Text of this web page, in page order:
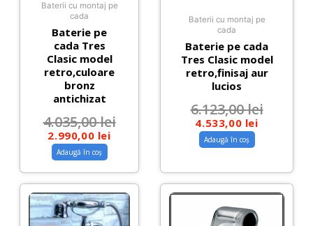
Baterii cu montaj pe
cada
Baterie pe
cada Tres
Clasic model
retro,culoare
bronz
antichizat
4.035,00lei
2.990,00 lei
Adaugă în coș
Baterii cu montaj pe
cada
Baterie pe cada
Tres Clasic model
retro,finisaj aur
lucios
6.123,00lei
4.533,00 lei
Adaugă în coș